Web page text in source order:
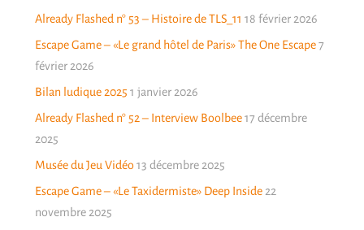
Already Flashed n° 53 – Histoire de TLS_11 18 février 2026
Escape Game – «Le grand hôtel de Paris» The One Escape 7
février 2026
Bilan ludique 2025 1 janvier 2026
Already Flashed n° 52 – Interview Boolbee 17 décembre
2025
Musée du Jeu Vidéo 13 décembre 2025
Escape Game – «Le Taxidermiste» Deep Inside 22
novembre 2025